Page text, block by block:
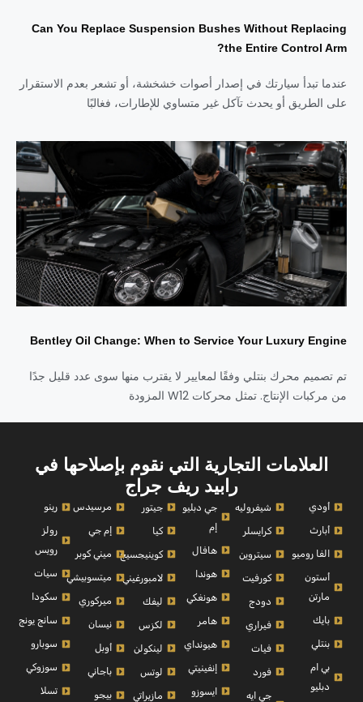
Can You Replace Suspension Bushes Without Replacing
the Entire Control Arm?
عندما تبدأ سيارتك في إصدار أصوات خشخشة، أو تشعر بعدم الاستقرار
على الطريق أو يحدث تآكل غير متساوي للإطارات، فغالبًا
Bentley Oil Change: When to Service Your Luxury Engine
تم تصميم محرك بنتلي وفقًا لمعايير لا يقترب منها سوى عدد قليل جدًا
من مركبات الإنتاج. تمثل محركات W12 المزودة
العلامات التجارية التي نقوم بإصلاحها في
رابيد ريف جراج
أودي
أبارث
الفا روميو
أستون
مارتن
بايك
بنتلي
بي ام
دبليو
شيفروليه
كرايسلر
سيتروين
كورفيت
دودج
فيراري
فيات
فورد
جي ايه
جي دبليو
إم
هافال
هوندا
هونغكي
هامر
هيونداي
إنفينيتي
ايسوزو
جيتور
كيا
كوينيجسيج
لامبورغيني
ليفك
لكزس
لينكولن
لوتس
مازيراتي
مرسيدس
إم جي
ميني كوبر
ميتسوبيشي
ميركوري
نيسان
أوبل
باجاني
بيجو
رينو
رولز
رويس
سيات
سكودا
سانج يونج
سوبارو
سوزوكي
تسلا